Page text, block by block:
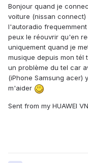
Bonjour quand je
voiture (nissan
l'autoradio
peux le réouvrir qu'en
uniquement quand je
musique depuis mon tél
un problème du tel car
(iPhone Samsung acer)
m'aider
Sent from my HUAWEI